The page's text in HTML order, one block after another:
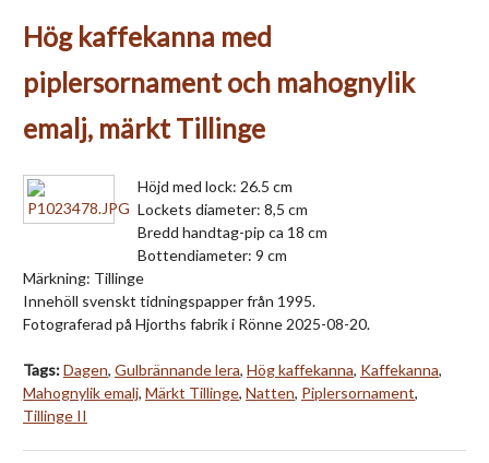
Hög kaffekanna med
piplersornament och mahognylik
emalj, märkt Tillinge
Höjd med lock: 26.5 cm
Lockets diameter: 8,5 cm
Bredd handtag-pip ca 18 cm
Bottendiameter: 9 cm
Märkning: Tillinge
Innehöll svenskt tidningspapper från 1995.
Fotograferad på Hjorths fabrik i Rönne 2025-08-20.
Tags:Dagen, Gulbrännande lera, Hög kaffekanna, Kaffekanna,
Mahognylik emalj, Märkt Tillinge, Natten, Piplersornament,
Tillinge II